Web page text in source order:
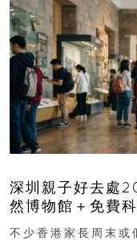
深圳親子好去處
然博物館＋免費
齡、交通、門票
不少香港家長周末或